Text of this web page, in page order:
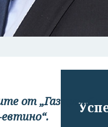
от „Газпром“